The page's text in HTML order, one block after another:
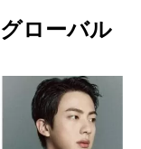
ローバル